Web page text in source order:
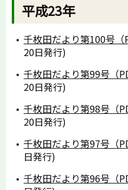
平成23年
千枚田だより第100号（
20日発行)
千枚田だより第99号（
20日発行)
千枚田だより第98号（
20日発行)
千枚田だより第97号（
日発行)
千枚田だより第96号（